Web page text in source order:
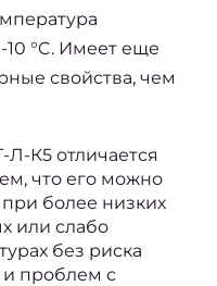
°C. Имеет еще
свойства, чем
К5 отличается
что его можно
более низких
или слабо
без риска
проблем с